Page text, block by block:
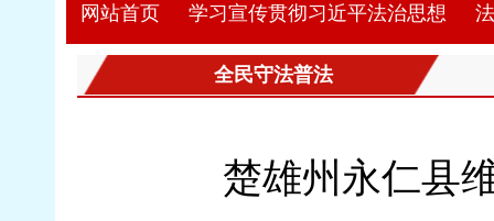
网站首页 学习宣传贯彻习近平法治思想
全民守法普法
楚雄州永仁县